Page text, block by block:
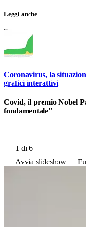
Leggi anche
Coronavirus, la
grafici interattivi
Covid, il premio Nobel
fondamentale"
1 di 6
Avvia slideshow